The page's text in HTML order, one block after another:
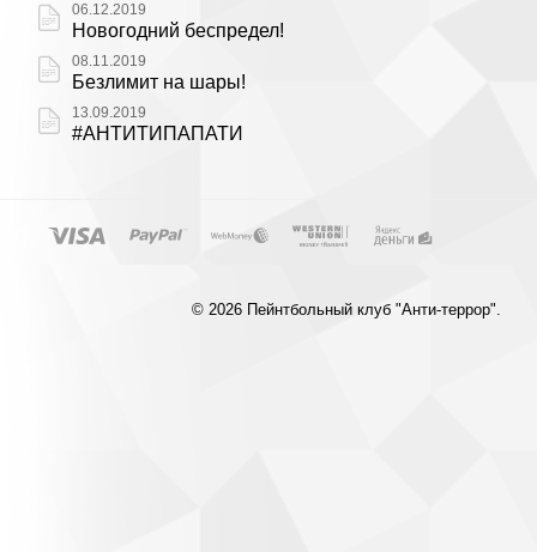
06.12.2019
Новогодний беспредел!
08.11.2019
Безлимит на шары!
13.09.2019
#АНТИТИПАПАТИ
© 2026 Пейнтбольный клуб "Анти-террор".